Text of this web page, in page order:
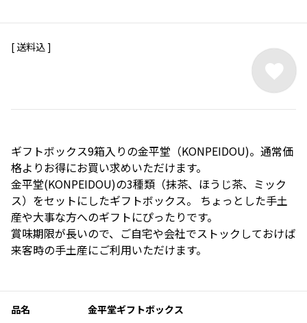
送料込
ギフトボックス9箱入りの金平堂（KONPEIDOU)。通常価
格よりお得にお買い求めいただけます。
金平堂(KONPEIDOU)の3種類（抹茶、ほうじ茶、ミック
ス）をセットにしたギフトボックス。 ちょっとした手土
産や大事な方へのギフトにぴったりです。
賞味期限が長いので、ご自宅や会社でストックしておけば
来客時の手土産にご利用いただけます。
品名 金平堂ギフトボックス